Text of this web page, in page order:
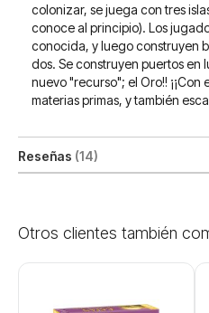
colonizar, se juega con tres
conoce al principio). Los
conocida, y luego construyen
dos. Se construyen puertos en
nuevo "recurso"; el Oro!!
materias primas, y también
Reseñas 14
Otros clientes también